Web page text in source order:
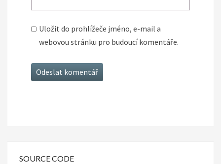
Uložit do prohlížeče jméno, e-mail a
webovou stránku pro budoucí komentáře.
SOURCE CODE